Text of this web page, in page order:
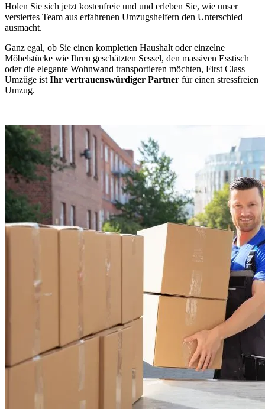
Holen Sie sich jetzt kostenfreie und und erleben Sie, wie unser
versiertes Team aus erfahrenen Umzugshelfern den Unterschied
ausmacht.
Ganz egal, ob Sie einen kompletten Haushalt oder einzelne
Möbelstücke wie Ihren geschätzten Sessel, den massiven Esstisch
oder die elegante Wohnwand transportieren möchten, First Class
Umzüge ist Ihr vertrauenswürdiger Partner für einen stressfreien
Umzug.